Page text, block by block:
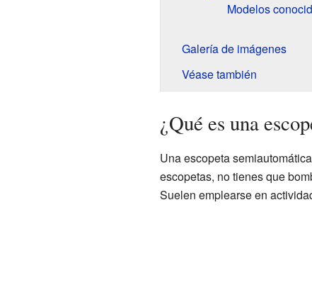
Modelos
Galería de imágenes
Véase también
¿Qué es una
Una escopeta
escopetas, no tienes que
Suelen emplearse en